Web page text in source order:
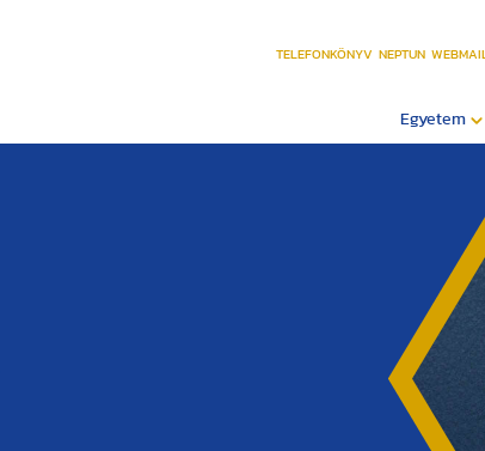
TELEFONKÖNYV NEPTUN WEBMAIL
Egyetem